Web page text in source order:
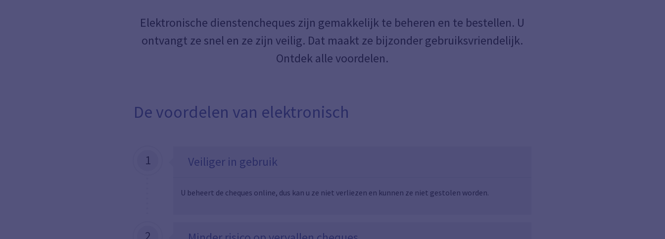
Elektronische dienstencheques zijn gemakkelijk te beheren en te bestellen. U
ontvangt ze snel en ze zijn veilig. Dat maakt ze bijzonder gebruiksvriendelijk.
Ontdek alle voordelen.
De voordelen van elektronisch
1 Veiliger in gebruik
U beheert de cheques online, dus kan u ze niet verliezen en kunnen ze niet gestolen worden.
2